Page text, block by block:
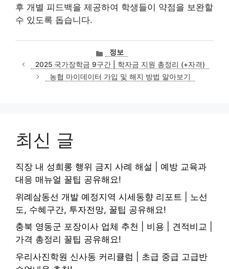
후 개별 피드백을 제공하여 학생들이 약점을 보완할
수 있도록 돕습니다.
카
테
고
리
정보
2025 국가장학금 9구간 | 학자금 지원 총정리 (+자격)
농협 마이데이터 가입 및 해지 방법 알아보기
최신 글
직장 내 성희롱 행위 금지 사례 해설 | 예방 교육과
대응 매뉴얼 꿀팁 공유해요!
위례삼동선 개발 예정지역 시세동향 리포트 | 노선
도, 수혜구간, 투자전망, 꿀팁 공유해요!
충북 영동군 포장이사 업체 추천 | 비용 | 견적비교 |
가격 총정리 꿀팁 공유해요!
우리사진학원 신사동 커리큘럼 | 초급 중급 고급반